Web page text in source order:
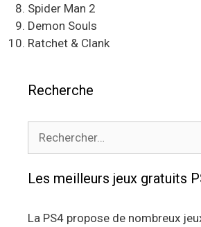
Spider Man 2
Demon Souls
Ratchet & Clank
Recherche
Les meilleurs jeux gratuits
La PS4 propose de nombreux